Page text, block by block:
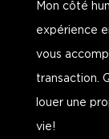
Mon côté
expérience
vous
transaction.
louer une
vie!